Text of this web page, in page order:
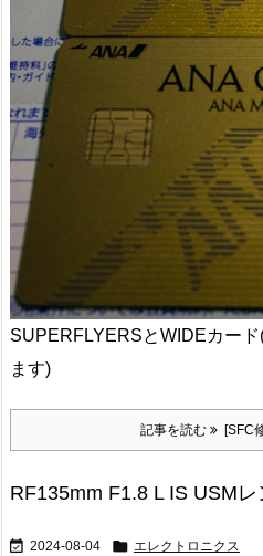
SUPERFLYERSとWIDEカー
ます)
記事を読む [SFC
RF135mm F1.8 L IS USMレ
 2024-08-04  エレクトロニクス